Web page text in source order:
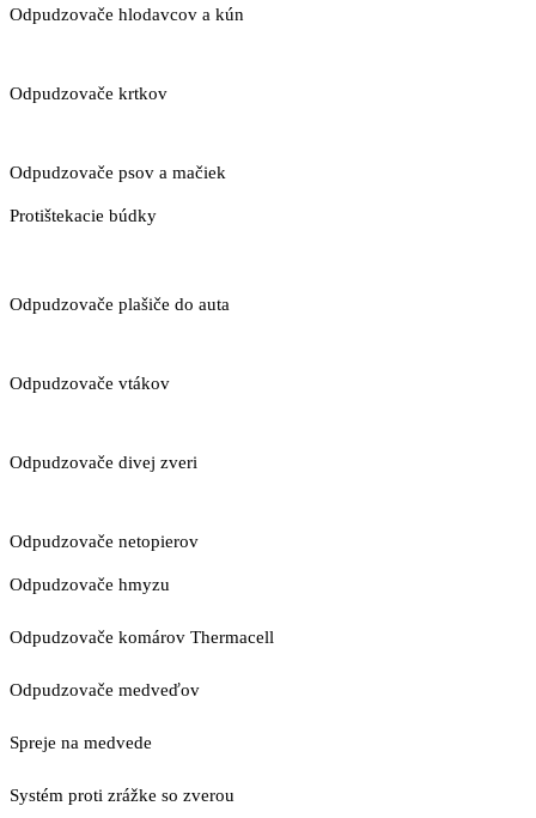
Odpudzovače hlodavcov a kún
Odpudzovače krtkov
Odpudzovače psov a mačiek
Protištekacie búdky
Odpudzovače plašiče do auta
Odpudzovače vtákov
Odpudzovače divej zveri
Odpudzovače netopierov
Odpudzovače hmyzu
Odpudzovače komárov Thermacell
Odpudzovače medveďov
Spreje na medvede
Systém proti zrážke so zverou